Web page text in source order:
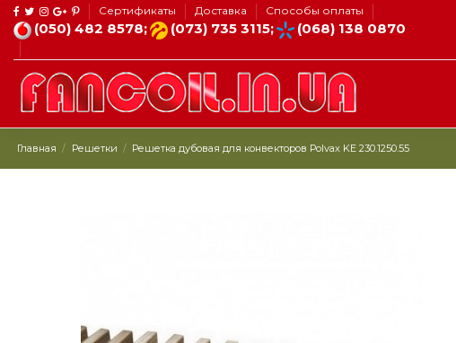
Сертификаты Доставка Способы оплаты
(050) 482 8578; (073) 735 3115; (068) 138 0870
Главная Решетки Решетка дубовая для конвекторов Рolvax KE 230.1250.55